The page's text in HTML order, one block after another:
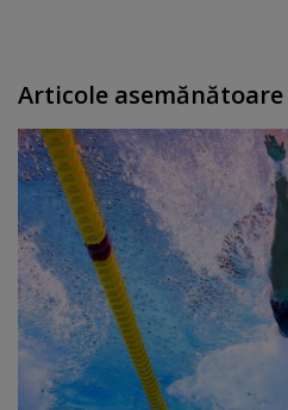
Articole asemănătoare